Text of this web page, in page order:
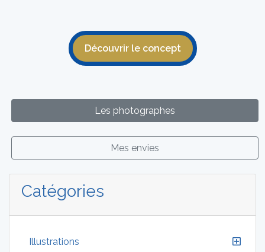
Découvrir le concept
Les photographes
Mes envies
Catégories
Illustrations